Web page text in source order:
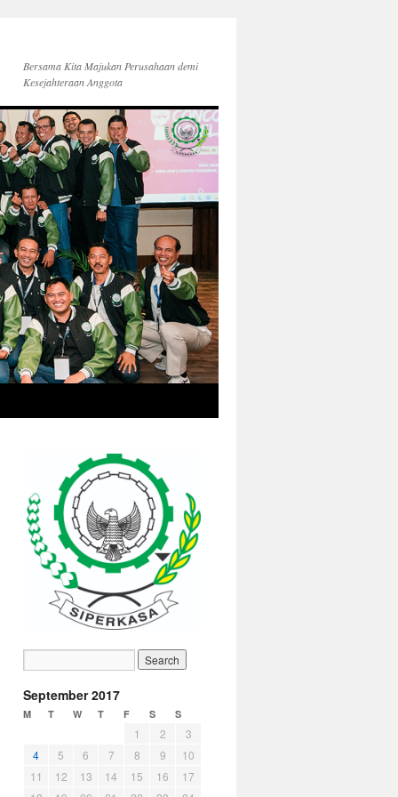
Bersama Kita Majukan Perusahaan demi
Kesejahteraan Anggota
September 2017
M T W T F S S
1 2
3
4
5 6 7 8 9
10
11
12 13 14 15 16
17
**** MESSAGE KETUM ****
Rekan2 Warrior Siperkasa yang saya